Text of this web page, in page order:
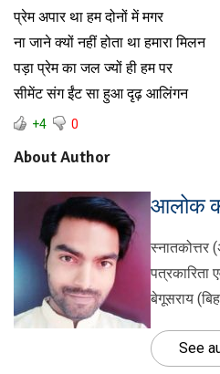
प्रेम अपार था हम दोनों में मगर
ना जाने क्यों नहीं होता था हमारा मिलन
पड़ा प्रेम का जल ज्यों ही हम पर
सीमेंट संग ईंट सा हुआ दृढ़ आलिंगन
+4 0
About Author
आलोक
स्नातकोत्तर
बेगूसराय
See